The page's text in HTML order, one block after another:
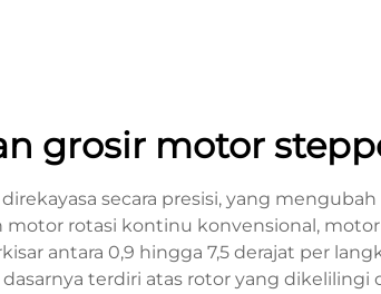
grosir motor
secara presisi, yang
rotasi kontinu konvensional,
antara 0,9 hingga 7,5 derajat per
terdiri atas rotor yang dikelilingi